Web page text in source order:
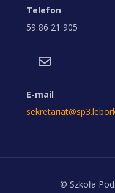
Telefon
59 86 21 905
E-mail
© Szkoła